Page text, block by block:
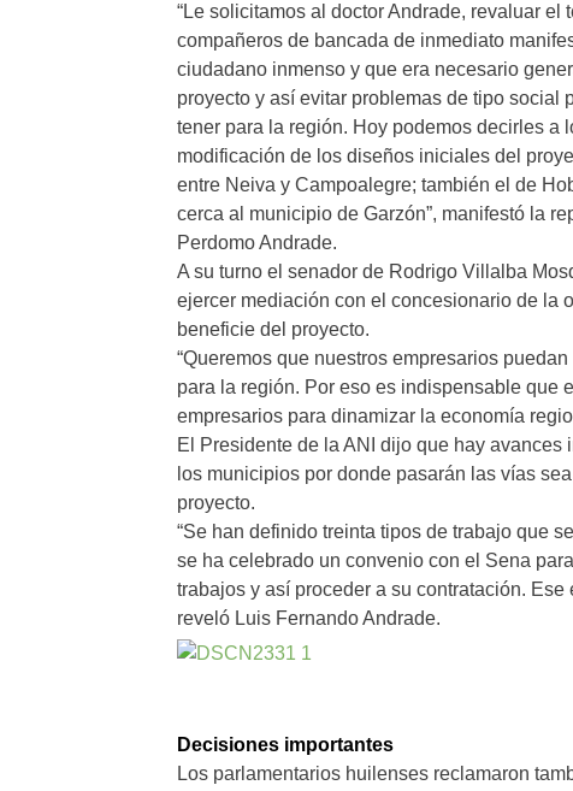
“Le solicitamos al doctor Andrade, revaluar
compañeros de bancada de inmediato
ciudadano inmenso y que era necesario
proyecto y así evitar problemas de tipo social
tener para la región. Hoy podemos decirles a
modificación de los diseños iniciales del
entre Neiva y Campoalegre; también el de
cerca al municipio de Garzón”, manifestó la
Perdomo Andrade.
A su turno el senador de Rodrigo Villalba
ejercer mediación con el concesionario de la
beneficie del proyecto.
“Queremos que nuestros empresarios
para la región. Por eso es indispensable que
empresarios para dinamizar la economía
El Presidente de la ANI dijo que hay
los municipios por donde pasarán las vías
proyecto.
“Se han definido treinta tipos de trabajo que
se ha celebrado un convenio con el Sena
trabajos y así proceder a su contratación.
reveló Luis Fernando Andrade.
Decisiones importantes
Los parlamentarios huilenses reclamaron